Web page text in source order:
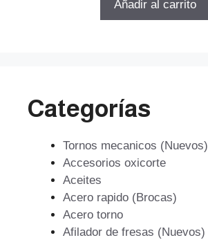
Añadir al carrito
Categorías
Tornos mecanicos (Nuevos)
Accesorios oxicorte
Aceites
Acero rapido (Brocas)
Acero torno
Afilador de fresas (Nuevos)